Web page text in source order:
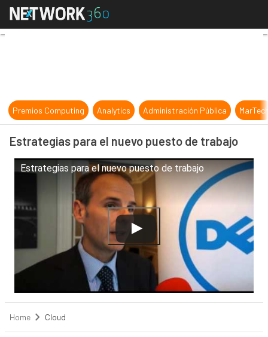
Estrategias para el nuevo puesto
Premios Computing Analytics Administración Pública
Estrategias para el nuevo puesto de trabajo
Estrategias para el nuevo puesto de trabajo
Home Cloud